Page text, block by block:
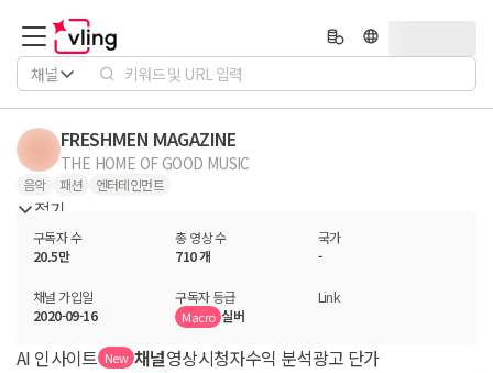
채널
FRESHMEN MAGAZINE
THE HOME OF GOOD MUSIC
음악 패션 엔터테인먼트
접기
구독자 수
20.5만
총 영상 수
710 개
국가
-
채널 가입일
2020-09-16
구독자 등급
Macro 실버
Link
AI 인사이트 New 채널영상시청자수익 분석광고 단가